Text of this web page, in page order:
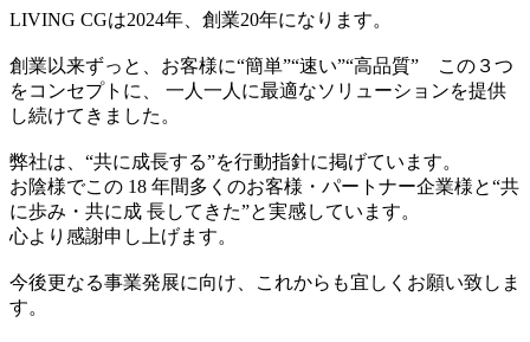
LIVING CGは2024年、創業20年になります。
創業以来ずっと、お客様に“簡単”“速い”“高品質” この３つ
をコンセプトに、 一人一人に最適なソリューションを提供
し続けてきました。
弊社は、“共に成長する”を行動指針に掲げています。
お陰様でこの 18 年間多くのお客様・パートナー企業様と“共
に歩み・共に成 長してきた”と実感しています。
心より感謝申し上げます。
今後更なる事業発展に向け、これからも宜しくお願い致しま
す。